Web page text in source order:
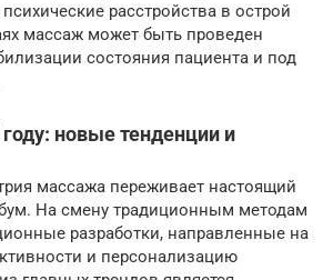
расстройства в острой
массаж может быть проведен
состояния пациента и под
новые тенденции и
массажа переживает настоящий
На смену традиционным методам
разработки, направленные на
и персонализацию